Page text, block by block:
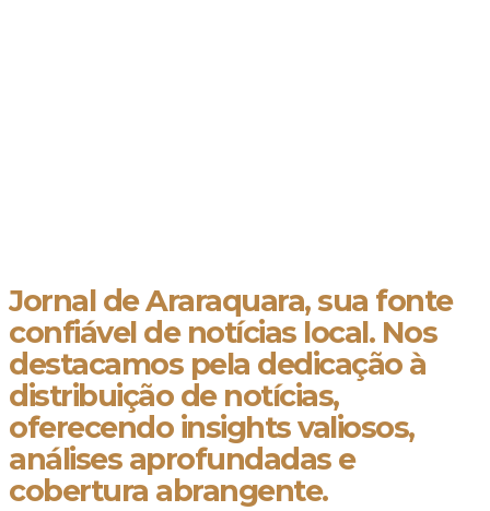
Jornal de Araraquara, sua fonte
confiável de notícias local. Nos
destacamos pela dedicação à
distribuição de notícias,
oferecendo insights valiosos,
análises aprofundadas e
cobertura abrangente.